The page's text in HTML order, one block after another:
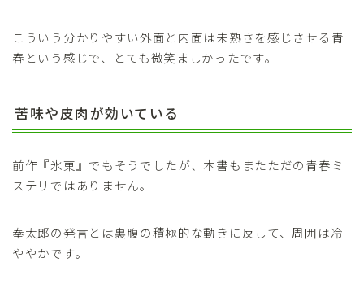
こういう分かりやすい外面と内面は未熟さを感じさせる青
春という感じで、とても微笑ましかったです。
苦味や皮肉が効いている
前作『氷菓』でもそうでしたが、本書もまたただの青春ミ
ステリではありません。
奉太郎の発言とは裏腹の積極的な動きに反して、周囲は冷
ややかです。